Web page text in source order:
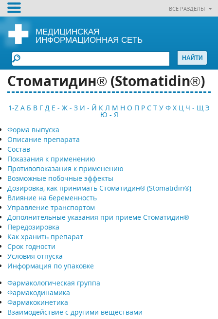
ВСЕ РАЗДЕЛЫ
МЕДИЦИНСКАЯ
ИНФОРМАЦИОННАЯ СЕТЬ
Стоматидин® (Stomatidin®)
1-Z А Б В Г Д Е - Ж - З И - Й К Л М Н О П Р С Т У Ф Х Ц Ч - Щ Э
Ю - Я
Форма выпуска
Описание препарата
Состав
Показания к применению
Противопоказания к применению
Возможные побочные эффекты
Дозировка, как принимать Стоматидин® (Stomatidin®)
Влияние на беременность
Управление транспортом
Дополнительные указания при приеме Стоматидин®
Передозировка
Как хранить препарат
Срок годности
Условия отпуска
Информация по упаковке
Фармакологическая группа
Фармакодинамика
Фармакокинетика
Взаимодействие с другими веществами